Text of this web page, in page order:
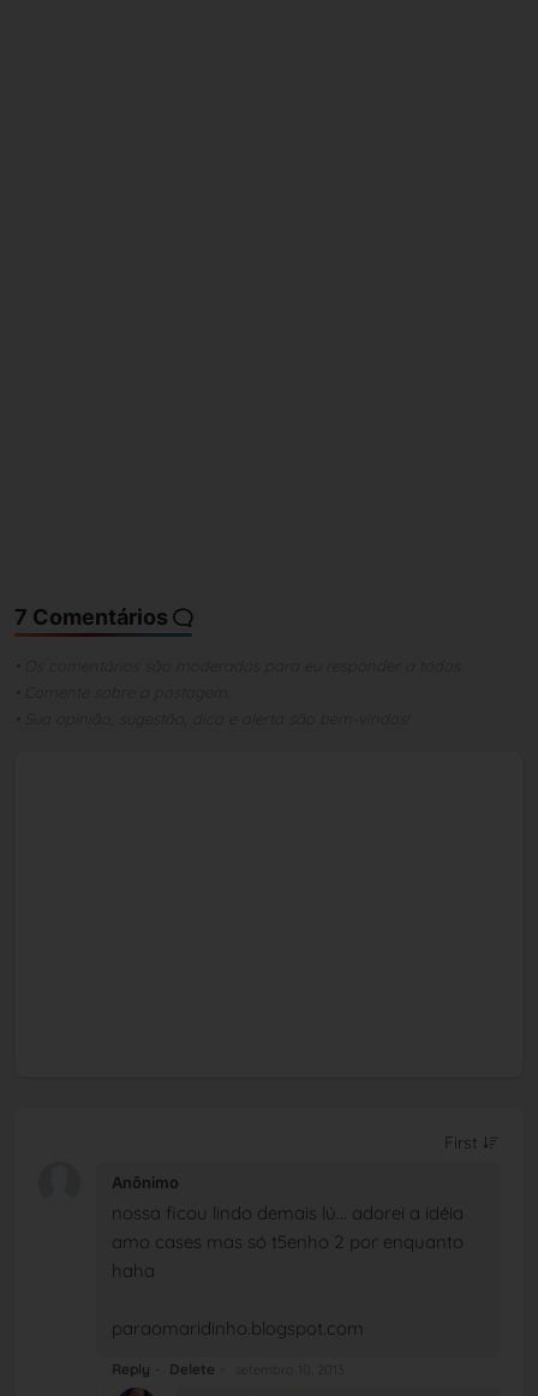
7 Comentários
Anônimo
nossa ficou lindo demais lú... adorei a idéia
amo cases mas só t5enho 2 por enquanto
haha
paraomaridinho.blogspot.com
Reply Delete